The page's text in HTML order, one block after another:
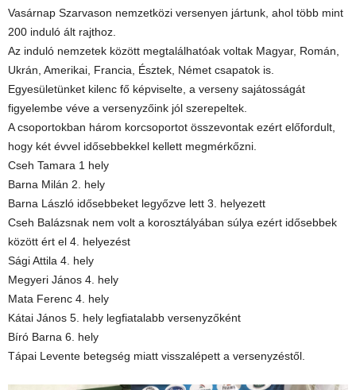
Vasárnap Szarvason nemzetközi versenyen jártunk, ahol több mint
200 induló ált rajthoz.
Az induló nemzetek között megtalálhatóak voltak Magyar, Román,
Ukrán, Amerikai, Francia, Észtek, Német csapatok is.
Egyesületünket kilenc fő képviselte, a verseny sajátosságát
figyelembe véve a versenyzőink jól szerepeltek.
A csoportokban három korcsoportot összevontak ezért előfordult,
hogy két évvel idősebbekkel kellett megmérkőzni.
Cseh Tamara 1 hely
Barna Milán 2. hely
Barna László idősebbeket legyőzve lett 3. helyezett
Cseh Balázsnak nem volt a korosztályában súlya ezért idősebbek
között ért el 4. helyezést
Sági Attila 4. hely
Megyeri János 4. hely
Mata Ferenc 4. hely
Kátai János 5. hely legfiatalabb versenyzőként
Bíró Barna 6. hely
Tápai Levente betegség miatt visszalépett a versenyzéstől.